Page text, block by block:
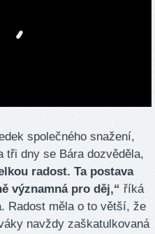
společného snažení,
tři dny se Bára dozvěděla,
radost. Ta postava
významná pro děj,“ říká
Radost měla o to větší, že
navždy zaškatulkovaná